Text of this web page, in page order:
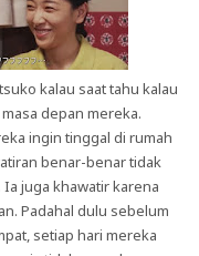
kalau saat tahu kalau
depan mereka.
ingin tinggal di rumah
benar-benar tidak
juga khawatir karena
Padahal dulu sebelum
setiap hari mereka